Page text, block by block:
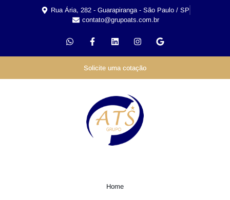
Rua Ária, 282 - Guarapiranga - São Paulo / SP
contato@grupoats.com.br
Solicite uma cotação
Home